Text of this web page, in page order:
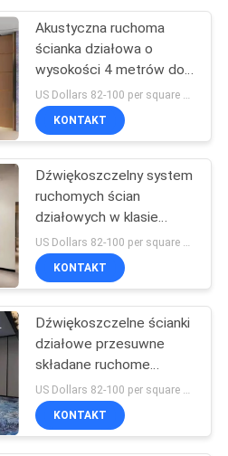
Akustyczna ruchoma
ścianka działowa o
wysokości 4 metrów do
kościoła
US Dollars 82-100 per square meter MOQ:Brak MOQ, mała ilość mile widziana
KONTAKT
Dźwiękoszczelny system
ruchomych ścian
działowych w klasie
szkolnej do biura
KONTAKT
Dźwiękoszczelne ścianki
działowe przesuwne
składane ruchome
ścianki działowe do
restauracji
KONTAKT